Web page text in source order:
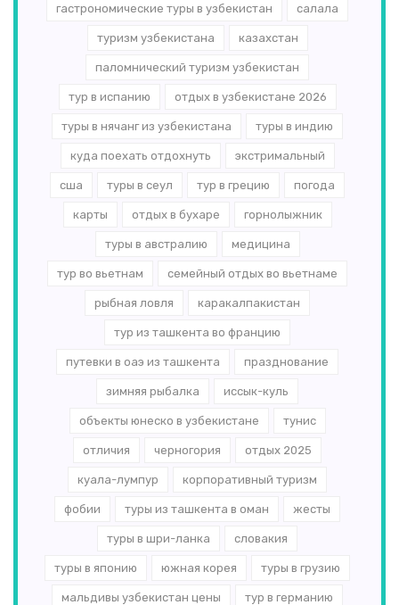
гастрономические туры в узбекистан салала
туризм узбекистана казахстан
паломнический туризм узбекистан
тур в испанию отдых в узбекистане 2026
туры в нячанг из узбекистана туры в индию
куда поехать отдохнуть экстримальный
сша туры в сеул тур в грецию погода
карты отдых в бухаре горнолыжник
туры в австралию медицина
тур во вьетнам семейный отдых во вьетнаме
рыбная ловля каракалпакистан
тур из ташкента во францию
путевки в оаэ из ташкента празднование
зимняя рыбалка иссык-куль
объекты юнеско в узбекистане тунис
отличия черногория отдых 2025
куала-лумпур корпоративный туризм
фобии туры из ташкента в оман жесты
туры в шри-ланка словакия
туры в японию южная корея туры в грузию
мальдивы узбекистан цены тур в германию